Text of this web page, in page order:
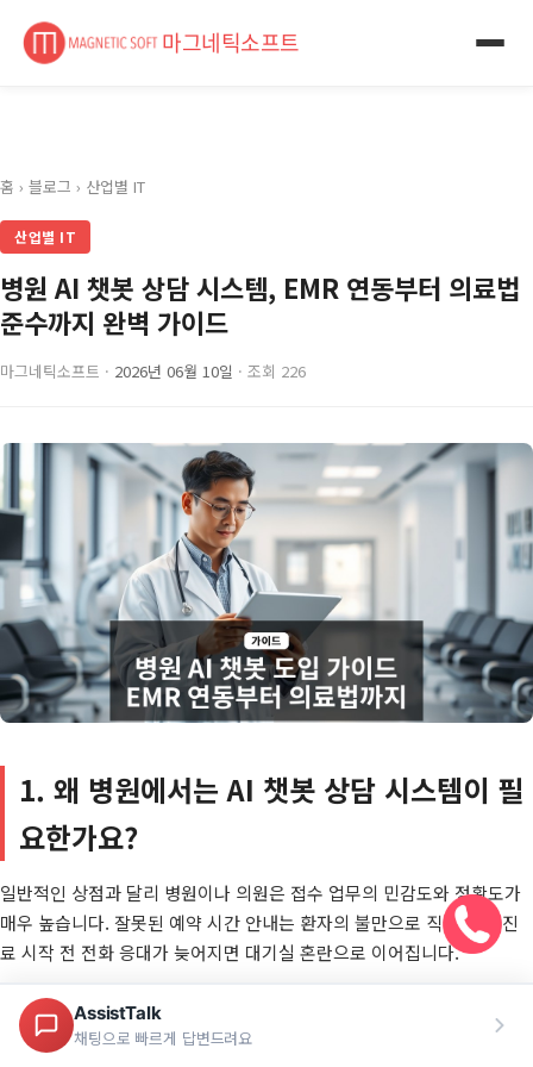
마그네틱소프트
홈 › 블로그 › 산업별 IT
산업별 IT
병원 AI 챗봇 상담 시스템, EMR 연동부터 의료법
준수까지 완벽 가이드
마그네틱소프트 · 2026년 06월 10일 · 조회 226
1. 왜 병원에서는 AI 챗봇 상담 시스템이 필
요한가요?
일반적인 상점과 달리 병원이나 의원은 접수 업무의 민감도와 정확도가
매우 높습니다. 잘못된 예약 시간 안내는 환자의 불만으로 직결되고, 진
료 시작 전 전화 응대가 늦어지면 대기실 혼란으로 이어집니다.
전화 접수 과부하: 평일 오전 10시부터 오후 2시까지 집중되는 전화
는 평균 분당 3~5건. 인력 한 명이 모든 질문을 처리하기에는 물리적
한계가 있습니다.